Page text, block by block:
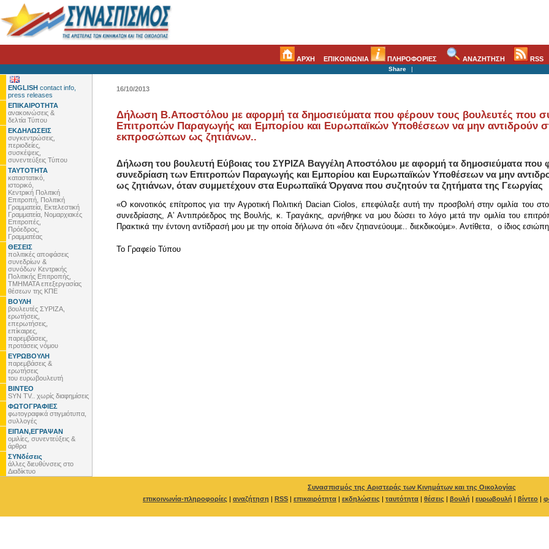
ΑΡΧΗ ΕΠΙΚΟΙΝΩΝΙΑ ΠΛΗΡΟΦΟΡΙΕΣ ΑΝΑΖΗΤΗΣΗ RSS
Share |
ENGLISH contact info,
press releases
ΕΠΙΚΑΙΡΟΤΗΤΑ
ανακοινώσεις &
δελτία Τύπου
ΕΚΔΗΛΩΣΕΙΣ
συγκεντρώσεις,
περιοδείες,
συσκέψεις,
συνεντεύξεις Τύπου
ΤΑΥΤΟΤΗΤΑ
καταστατικό,
ιστορικό,
Κεντρική Πολιτική
Επιτροπή, Πολιτική
Γραμματεία, Εκτελεστική
Γραμματεία, Νομαρχιακές
Επιτροπές,
Πρόεδρος,
Γραμματέας
ΘΕΣΕΙΣ
πολιτικές αποφάσεις
συνεδρίων &
συνόδων Κεντρικής
Πολιτικής Επιτροπής,
ΤΜΗΜΑΤΑ επεξεργασίας
θέσεων της ΚΠΕ
ΒΟΥΛΗ
βουλευτές ΣΥΡΙΖΑ,
ερωτήσεις,
επερωτήσεις,
επίκαιρες,
παρεμβάσεις,
προτάσεις νόμου
ΕΥΡΩΒΟΥΛΗ
παρεμβάσεις &
ερωτήσεις
του ευρωβουλευτή
ΒΙΝΤΕΟ
SYN TV.. χωρίς διαφημίσεις
ΦΩΤΟΓΡΑΦΙΕΣ
φωτογραφικά στιγμιότυπα,
συλλογές
ΕΙΠΑΝ,ΕΓΡΑΨΑΝ
ομιλίες, συνεντεύξεις &
άρθρα
ΣΥΝδέσεις
άλλες διευθύνσεις στο
Διαδίκτυο
16/10/2013
Δήλωση Β.Αποστόλου με αφορμή τα δημοσιεύματα που φέρουν τους βουλευτές που
Επιτροπών Παραγωγής και Εμπορίου και Ευρωπαϊκών Υποθέσεων να μην αντιδρούν
εκπροσώπων ως ζητιάνων..
Δήλωση του βουλευτή Εύβοιας του ΣΥΡΙΖΑ Βαγγέλη Αποστόλου με αφορμή τα δημοσιεύματα που
συνεδρίαση των Επιτροπών Παραγωγής και Εμπορίου και Ευρωπαϊκών Υποθέσεων να μην
ως ζητιάνων, όταν συμμετέχουν στα Ευρωπαϊκά Όργανα που συζητούν τα ζητήματα της Γεωργίας
«Ο κοινοτικός επίτροπος για την Αγροτική Πολιτική Dacian Ciolos, επεφύλαξε αυτή την προσβολή στην ομιλία του
συνεδρίασης, Αʼ Αντιπρόεδρος της Βουλής, κ. Τραγάκης, αρνήθηκε να μου δώσει το λόγο μετά την ομιλία του
Πρακτικά την έντονη αντίδρασή μου με την οποία δήλωνα ότι «δεν ζητιανεύουμε.. διεκδικούμε». Αντίθετα, ο ίδιος
To Γραφείο Τύπου
Συνασπισμός της Αριστεράς των Κινημάτων και της Οικολογίας
επικοινωνία-πληροφορίες | αναζήτηση | RSS | επικαιρότητα | εκδηλώσεις | ταυτότητα | θέσεις | βουλή | ευρωβουλή | βίντεο |